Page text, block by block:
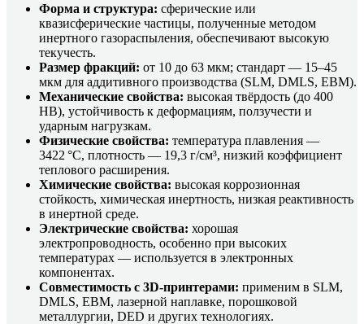
Форма и структура: сферические или
квазисферические частицы, полученные методом
инертного газораспыления, обеспечивают высокую
текучесть.
Размер фракций: от 10 до 63 мкм; стандарт — 15–45
мкм для аддитивного производства (SLM, DMLS, EBM).
Механические свойства: высокая твёрдость (до 400
HB), устойчивость к деформациям, ползучести и
ударным нагрузкам.
Физические свойства: температура плавления —
3422 °C, плотность — 19,3 г/см³, низкий коэффициент
теплового расширения.
Химические свойства: высокая коррозионная
стойкость, химическая инертность, низкая реактивность
в инертной среде.
Электрические свойства: хорошая
электропроводность, особенно при высоких
температурах — используется в электронных
компонентах.
Совместимость с 3D-принтерами: применим в SLM,
DMLS, EBM, лазерной наплавке, порошковой
металлургии, DED и других технологиях.